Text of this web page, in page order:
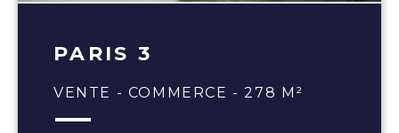
PARIS 3
VENTE - COMMERCE - 278 M²